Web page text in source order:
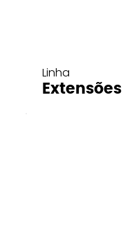
Linha
Extensões